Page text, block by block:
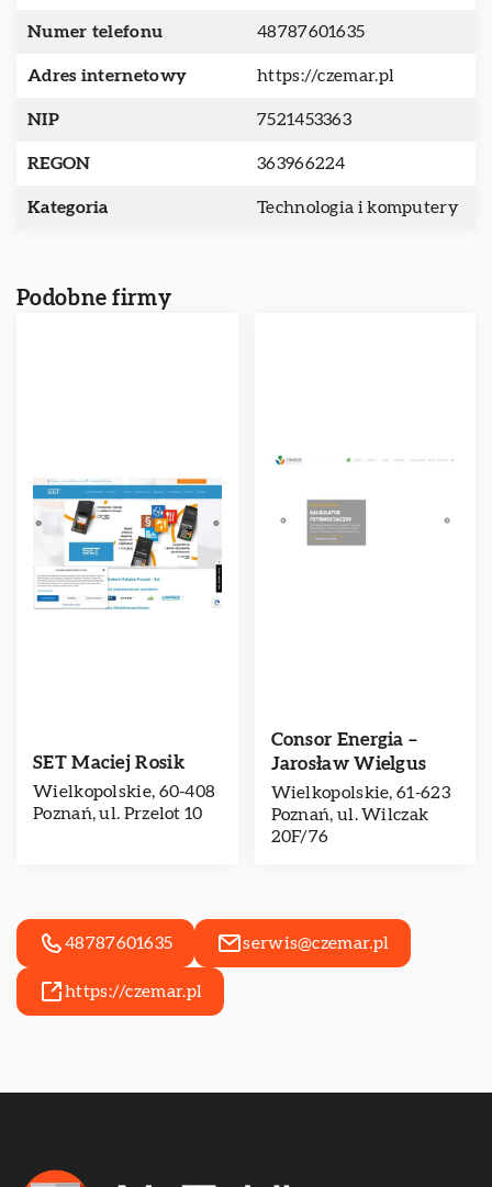
Numer telefonu 48787601635
Adres internetowy https://czemar.pl
NIP 7521453363
REGON 363966224
Kategoria Technologia i komputery
Podobne firmy
SET Maciej Rosik
Wielkopolskie, 60-408
Poznań, ul. Przelot 10
Consor Energia –
Jarosław Wielgus
Wielkopolskie, 61-623
Poznań, ul. Wilczak
20F/76
48787601635 serwis@czemar.pl
https://czemar.pl